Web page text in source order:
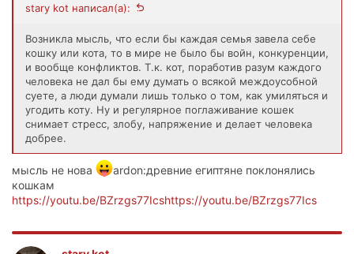
stary kot написал(а):
Возникла мысль, что если бы каждая семья завела себе
кошку или кота, то в мире не было бы войн, конкуренции,
и вообще конфликтов. Т.к. кот, поработив разум каждого
человека не дал бы ему думать о всякой междоусобной
суете, а люди думали лишь только о том, как умиляться и
угодить коту. Ну и регулярное поглаживание кошек
снимает стресс, злобу, напряжение и делает человека
добрее.
мысль не нова
ardon:древние египтяне поклонялись
кошкам
https://youtu.be/BZrzgs77Icshttps://youtu.be/BZrzgs77Ics